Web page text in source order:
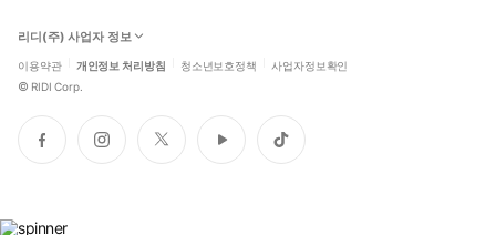
리디(주) 사업자 정보
이용약관 개인정보 처리방침 청소년보호정책 사업자정보확인
© RIDI Corp.
페
이
인
스
트
위
유
튜
틱
톡